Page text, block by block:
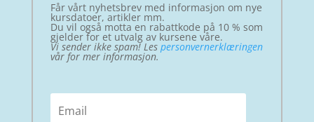
Får vårt nyhetsbrev med informasjon om nye
kursdatoer, artikler mm.
Du vil også motta en rabattkode på 10 % som
gjelder for et utvalg av kursene våre.
Vi sender ikke spam! Les personvernerklæringen
vår for mer informasjon.